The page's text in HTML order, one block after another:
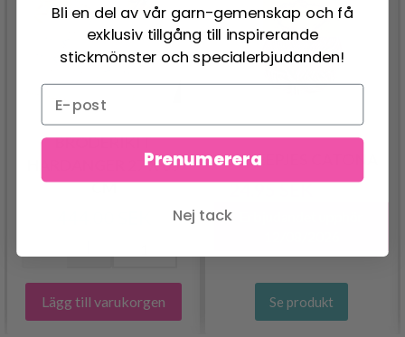
BRODERIKIT
HARDANGER 27 X 65
CM
Lägg till varukorgen
SCHEEPJES CATONA
24.95 SEK
Se produkt
Bli en del av vår garn-gemenskap och få
exklusiv tillgång till inspirerande
stickmönster och specialerbjudanden!
Prenumerera
Nej tack